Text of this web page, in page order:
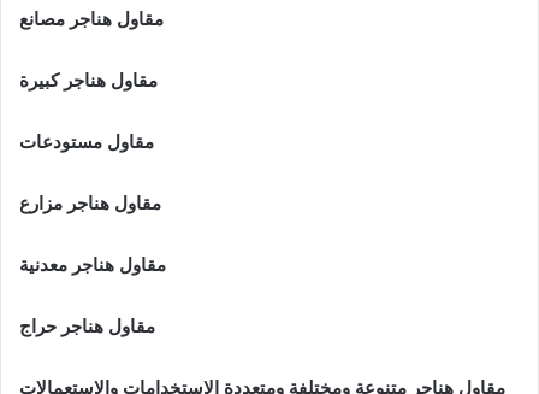
مقاول هناجر مصانع
مقاول هناجر كبيرة
مقاول مستودعات
مقاول هناجر مزارع
مقاول هناجر معدنية
مقاول هناجر حراج
مقاول هناجر متنوعة ومختلفة ومتعددة الاستخدامات والاستعمالات